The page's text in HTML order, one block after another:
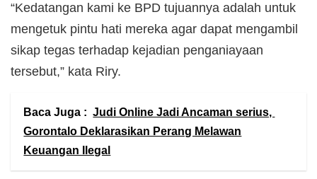
“Kedatangan kami ke BPD tujuannya adalah untuk
mengetuk pintu hati mereka agar dapat mengambil
sikap tegas terhadap kejadian penganiayaan
tersebut,” kata Riry.
Baca Juga : Judi Online Jadi Ancaman serius,
Gorontalo Deklarasikan Perang Melawan
Keuangan Ilegal